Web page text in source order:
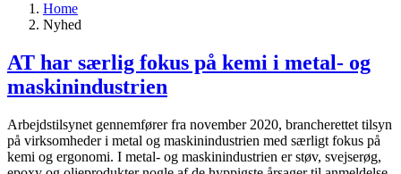
Home
Nyhed
AT har særlig fokus på kemi i metal- og
maskinindustrien
Arbejdstilsynet gennemfører fra november 2020, brancherettet tilsyn
på virksomheder i metal og maskinindustrien med særligt fokus på
kemi og ergonomi. I metal- og maskinindustrien er støv, svejserøg,